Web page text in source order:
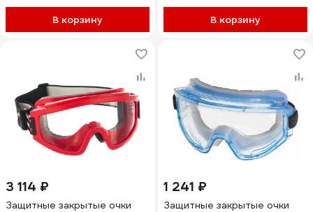
В корзину В корзину
3 114 ₽
Защитные закрытые очки
1 241 ₽
Защитные закрытые очки